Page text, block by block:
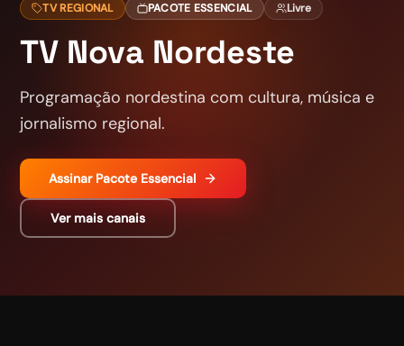
TV REGIONAL PACOTE ESSENCIAL Livre
TV Nova Nordeste
Programação nordestina com cultura, música e
jornalismo regional.
Assinar Pacote Essencial
Ver mais canais